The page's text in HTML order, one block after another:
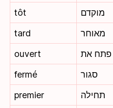
tôt
מוקדם
tard
מאוחר
ouvert
פתח את
fermé
סגור
premier
תחילה